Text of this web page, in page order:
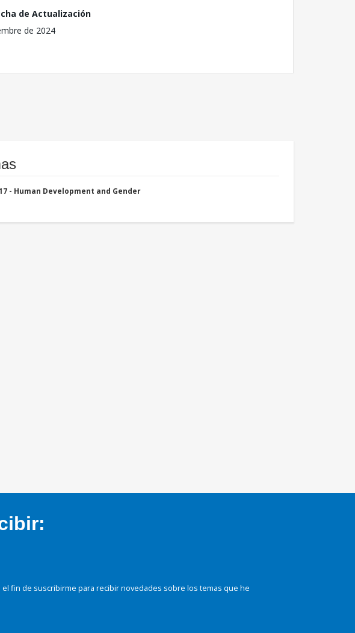
de Actualización
de 2024
- Human Development and Gender
fin de suscribirme para recibir novedades sobre los temas que he